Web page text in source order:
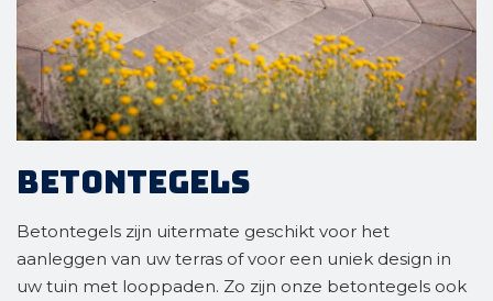
Betontegels
Betontegels zijn uitermate geschikt voor het
aanleggen van uw terras of voor een uniek design in
uw tuin met looppaden. Zo zijn onze betontegels ook